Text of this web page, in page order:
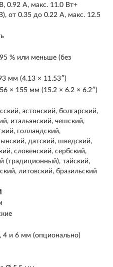
0.92 А, макс. 11.0 Вт+
от 0.35 до 0.22 A, макс. 12.5
% или меньше (без
мм (4.13 × 11.53″)
× 155 мм (15.2 × 6.2 × 6.2″)
эстонский, болгарский,
итальянский, чешский,
голландский,
датский, шведский,
словенский, сербский,
(традиционный), тайский,
литовский, бразильский
4 и 6 мм (опционально)